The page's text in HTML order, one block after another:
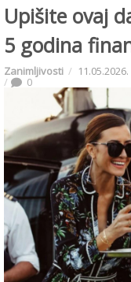
Upišite ovaj
5 godina
Zanimljivosti
0